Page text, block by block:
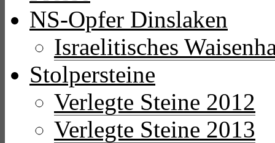
NS-Opfer Dinslaken
Israelitisches
Stolpersteine
Verlegte Steine 2012
Verlegte Steine 2013